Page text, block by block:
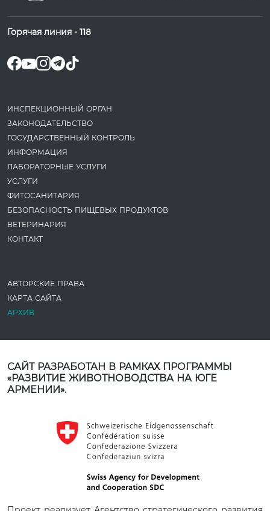
Горячая линия - 118
ИНСПЕКЦИОННЫЙ ОРГАН
ЗАКОНОДАТЕ­ЛЬСТВО
ГОСУДАРСТВЕННЫЙ КОНТРОЛЬ
ИНФОРМАЦИЯ
ЛАБОРАТОРНЫЕ УСЛУГИ
УСЛУГИ
ФИТОСАНИТАРИЯ
БЕЗОПАСНОСТЬ ПИЩЕВЫХ ПРОДУКТОВ
ВЕТЕРИНАРИЯ
КОНТАКТ
АВТОРСКИЕ ПРАВА
КАРТА САЙТА
АРХИВ
САЙТ РАЗРАБОТАН В РАМКАХ ПРОГРАММЫ
«РАЗВИТИЕ ЖИВОТНОВОДСТВА НА ЮГЕ
АРМЕНИИ».